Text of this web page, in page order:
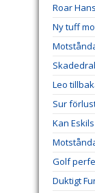
Roar
Ny tuff
Leo
Sur
Kan
Golf
Duktigt